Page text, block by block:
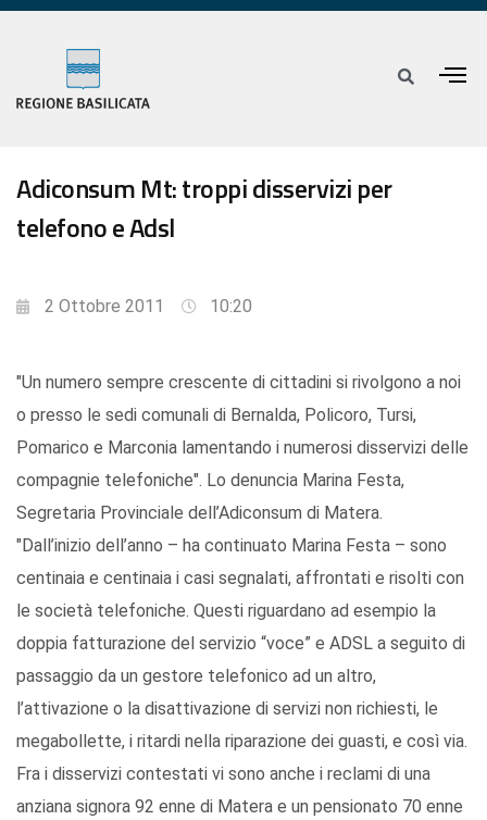
Adiconsum Mt: troppi disservizi per
telefono e Adsl
2 Ottobre 2011 10:20
"Un numero sempre crescente di cittadini si rivolgono a noi
o presso le sedi comunali di Bernalda, Policoro, Tursi,
Pomarico e Marconia lamentando i numerosi disservizi delle
compagnie telefoniche". Lo denuncia Marina Festa,
Segretaria Provinciale dell’Adiconsum di Matera.
"Dall’inizio dell’anno – ha continuato Marina Festa – sono
centinaia e centinaia i casi segnalati, affrontati e risolti con
le società telefoniche. Questi riguardano ad esempio la
doppia fatturazione del servizio “voce” e ADSL a seguito di
passaggio da un gestore telefonico ad un altro,
l’attivazione o la disattivazione di servizi non richiesti, le
megabollette, i ritardi nella riparazione dei guasti, e così via.
Fra i disservizi contestati vi sono anche i reclami di una
anziana signora 92 enne di Matera e un pensionato 70 enne